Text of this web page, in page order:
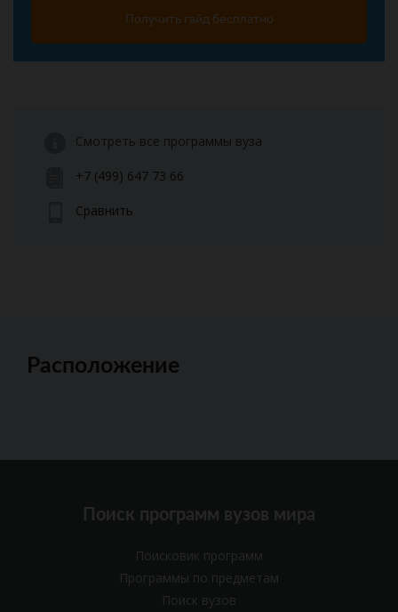
Получить гайд бесплатно
Смотреть все программы вуза
+7 (499) 647 73 66
Сравнить
Расположение
Поиск программ вузов мира
Поисковик программ
Программы по предметам
Поиск вузов